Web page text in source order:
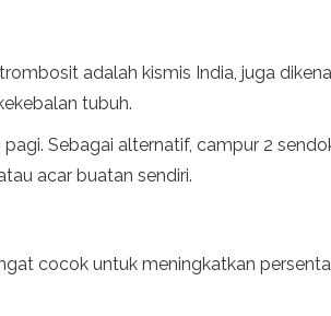
adalah kismis India, juga
tubuh.
Sebagai alternatif, campur 2
acar buatan sendiri.
cocok untuk meningkatkan